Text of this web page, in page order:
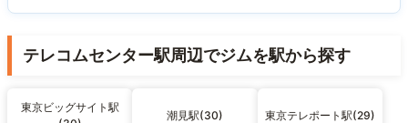
テレコムセンター駅周辺でジムを駅から探す
東京ビッグサイト駅
潮見駅(30) 東京テレポート駅(29)